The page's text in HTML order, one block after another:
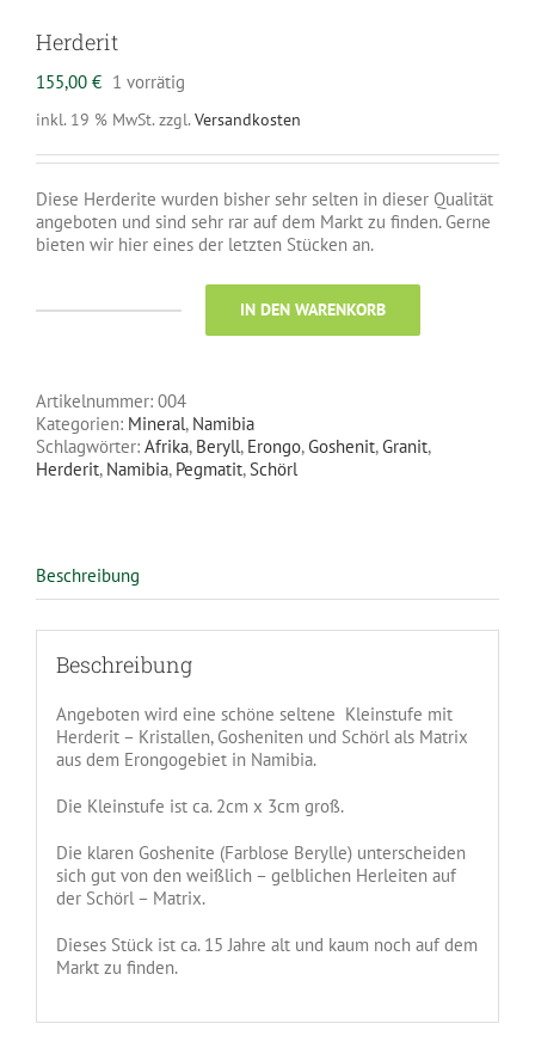
Herderit
155,00 € 1 vorrätig
inkl. 19 % MwSt. zzgl. Versandkosten
Diese Herderite wurden bisher sehr selten in dieser Qualität
angeboten und sind sehr rar auf dem Markt zu finden. Gerne
bieten wir hier eines der letzten Stücken an.
IN DEN WARENKORB
Artikelnummer: 004
Kategorien: Mineral, Namibia
Schlagwörter: Afrika, Beryll, Erongo,Goshenit,Granit,
Herderit, Namibia, Pegmatit,Schörl
Beschreibung
Beschreibung
Angeboten wird eine schöne seltene Kleinstufe mit
Herderit – Kristallen, Gosheniten und Schörl als Matrix
aus dem Erongogebiet in Namibia.
Die Kleinstufe ist ca. 2cm x 3cm groß.
Die klaren Goshenite (Farblose Berylle) unterscheiden
sich gut von den weißlich – gelblichen Herleiten auf
der Schörl – Matrix.
Dieses Stück ist ca. 15 Jahre alt und kaum noch auf dem
Markt zu finden.